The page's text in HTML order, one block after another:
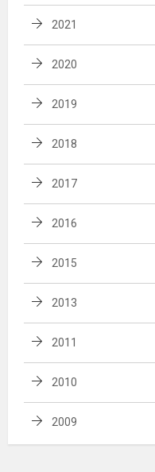
2021
2020
2019
2018
2017
2016
2015
2013
2011
2010
2009